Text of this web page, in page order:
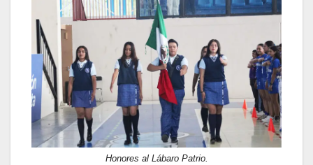
Honores al Lábaro Patrio.